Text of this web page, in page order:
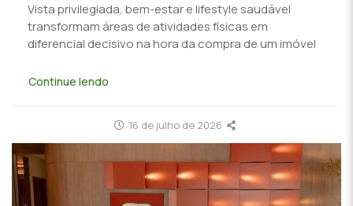
Vista privilegiada, bem-estar e lifestyle saudável
transformam áreas de atividades físicas em
diferencial decisivo na hora da compra de um imóvel
Continue lendo
16 de julho de 2026